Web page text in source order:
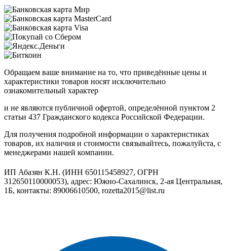
Обращаем ваше внимание на то, что приведённые цены и
характеристики товаров носят исключительно
ознакомительный характер
и не являются публичной офертой, определённой пунктом 2
статьи 437 Гражданского кодекса Российской Федерации.
Для получения подробной информации о характеристиках
товаров, их наличия и стоимости связывайтесь, пожалуйста, с
менеджерами нашей компании.
ИП Абазян К.Н. (ИНН 650115458927, ОГРН
312650110000053), адрес: Южно-Сахалинск, 2-ая Центральная,
1Б, контакты: 89006610500, rozetta2015@list.ru